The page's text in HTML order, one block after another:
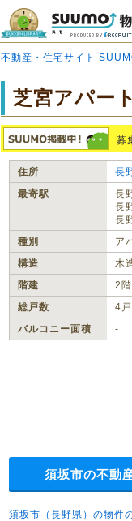
不動産・住宅サイト
芝宮アパー
募
住所 長
最寄駅
長
長
長
種別
ア
構造
木
階建
2
総戸数
4戸
バルコニー面積
‐
須坂市の不動
須坂市（長野県）の物件